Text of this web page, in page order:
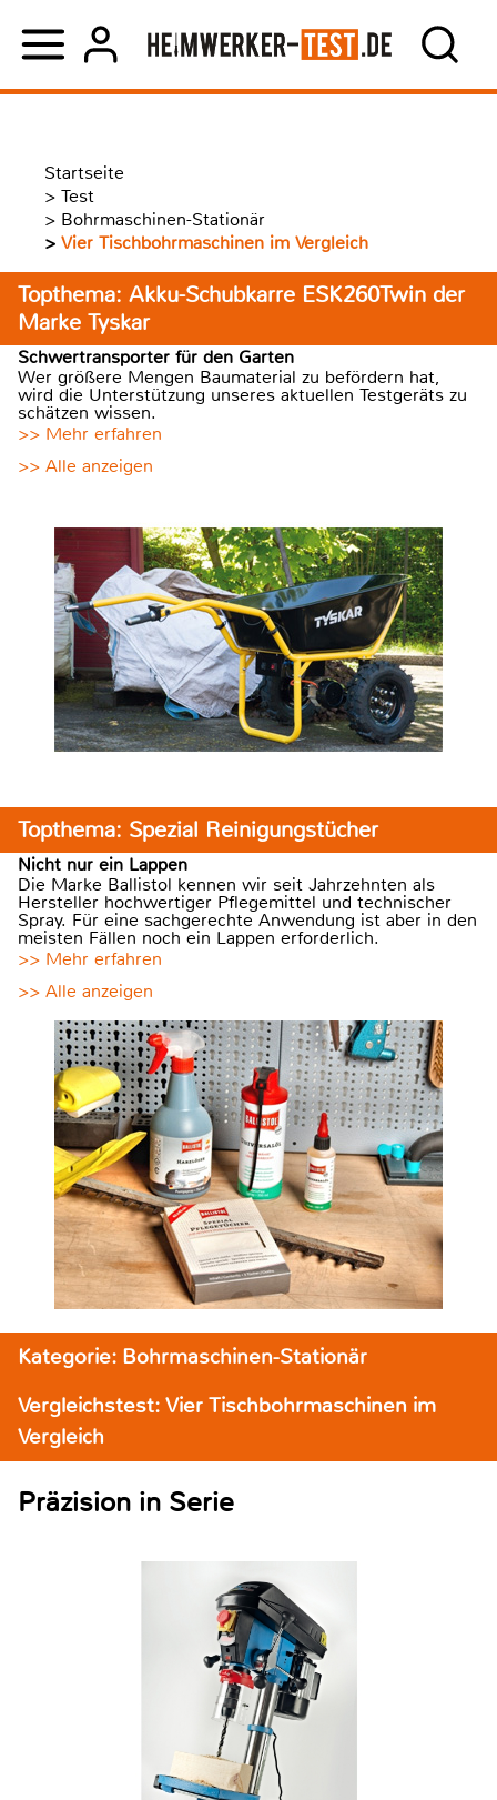
Startseite
> Test
> Bohrmaschinen-Stationär
> Vier Tischbohrmaschinen im Vergleich
Topthema: Akku-Schubkarre ESK260Twin der
Marke Tyskar
Schwertransporter für den Garten
Wer größere Mengen Baumaterial zu befördern hat,
wird die Unterstützung unseres aktuellen Testgeräts zu
schätzen wissen.
>> Mehr erfahren
>> Alle anzeigen
Topthema: Spezial Reinigungstücher
Nicht nur ein Lappen
Die Marke Ballistol kennen wir seit Jahrzehnten als
Hersteller hochwertiger Pflegemittel und technischer
Spray. Für eine sachgerechte Anwendung ist aber in den
meisten Fällen noch ein Lappen erforderlich.
>> Mehr erfahren
>> Alle anzeigen
Kategorie: Bohrmaschinen-Stationär
Vergleichstest: Vier Tischbohrmaschinen im
Vergleich
Präzision in Serie